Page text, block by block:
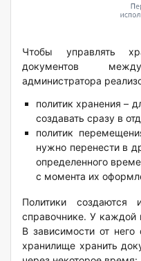
Чтобы управлять
документов
администратора
политик хранения –
создавать сразу в
политик
нужно перенести в
определенного
с момента их
Политики
справочнике. У каждой
В зависимости от
хранилище хранить